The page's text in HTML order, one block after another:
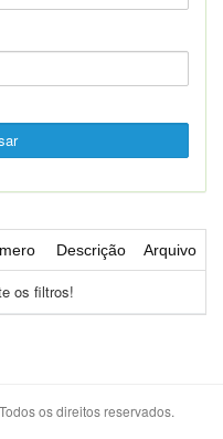
Descrição Arquivo
os filtros!
os direitos reservados.